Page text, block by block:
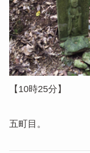
【10時25分】
五町目。